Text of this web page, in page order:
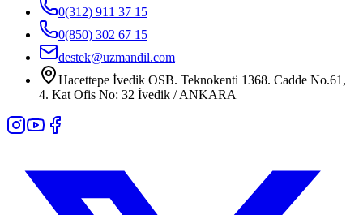
0(312) 911 37 15
0(850) 302 67 15
destek@uzmandil.com
Hacettepe İvedik OSB. Teknokenti 1368. Cadde No.61,
4. Kat Ofis No: 32 İvedik / ANKARA